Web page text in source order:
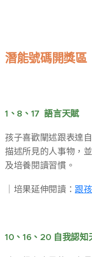
潛能號碼開獎區
1、8、17 語言天賦
孩子喜歡闡述跟表達
描述所見的人事物，
及培養閱讀習慣。
​｜培果延伸閱讀：跟
10、16、20 自我認知